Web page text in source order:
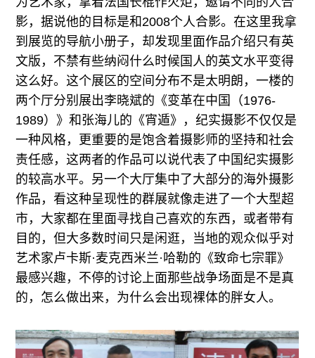
影，据说他的目标是和2008个人合影。在这里我拿
到展览的导航小册子，却发现里面作品介绍只有英
文版，不禁有些纳闷什么时候国人的英文水平变得
这么好。这个展区的空间分布不是太明朗，一楼的
两个厅分别展出李晓斌的《变革在中国（1976-
1989）》和张海儿的《宵遁》，纪实摄影不仅仅是
一种风格，更重要的是饱含着摄影师的坚持和社会
责任感，这两者的作品可以说代表了中国纪实摄影
的较高水平。另一个大厅集中了大部分的海外摄影
作品，看这种呈现性的群展就像走进了一个大型超
市，大家都在里面寻找自己喜欢的东西，或者带有
目的，但大多数时间只是闲逛，当地的观众似乎对
艺术家卢卡斯·麦克西米兰·哈勒的《致命七宗罪》
最感兴趣，不停的讨论上面那些战争场面是不是真
的，怎么做出来，为什么会出现裸体的胖女人。